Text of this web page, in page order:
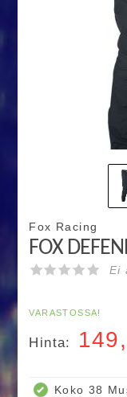
Fox Racing
FOX
Ei
VARASTOSSA!
Hinta:
Koko 38